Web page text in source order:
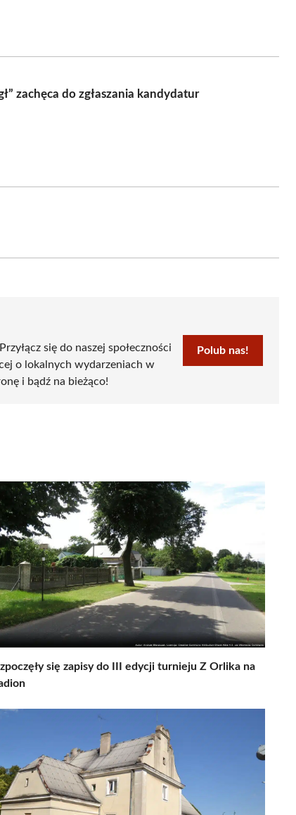
zachęca do zgłaszania kandydatur
się do naszej społeczności
o lokalnych wydarzeniach w
i bądź na bieżąco!
Polub nas!
się zapisy do III edycji turnieju Z Orlika na